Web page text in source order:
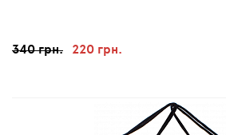
340 грн. 220 грн.